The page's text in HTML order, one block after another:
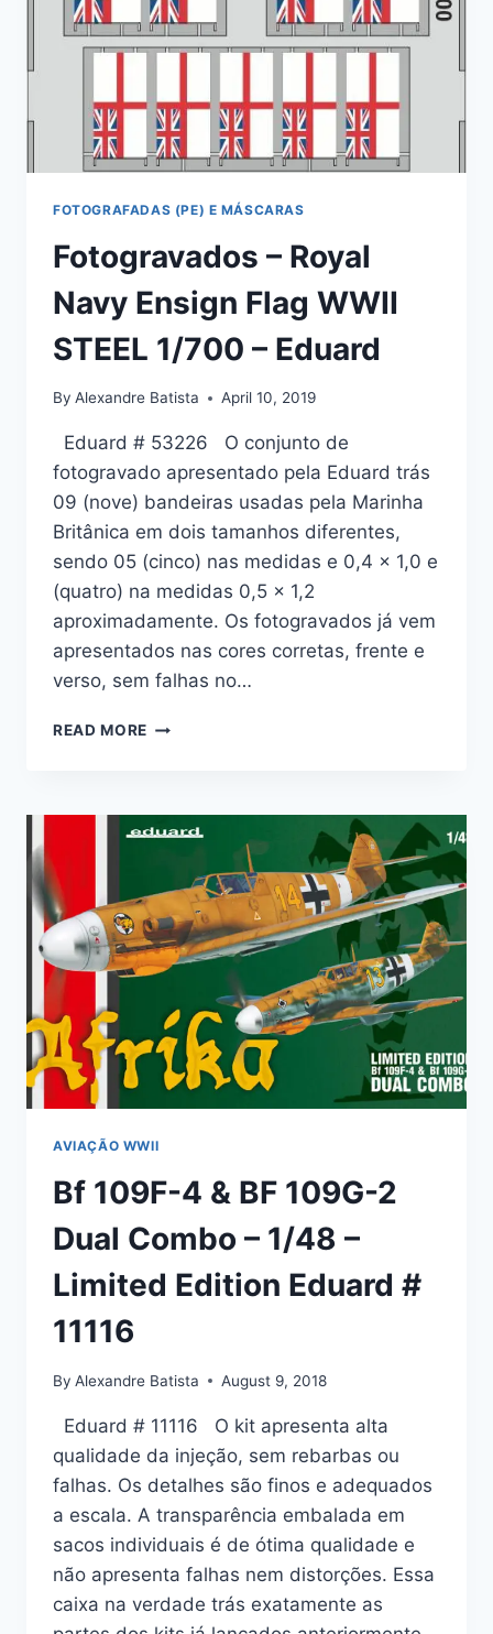
FOTOGRAFADAS (PE) E MÁSCARAS
Fotogravados – Royal
Navy Ensign Flag WWII
STEEL 1/700 – Eduard
By Alexandre Batista April 10, 2019
Eduard # 53226 O conjunto de
fotogravado apresentado pela Eduard trás
09 (nove) bandeiras usadas pela Marinha
Britânica em dois tamanhos diferentes,
sendo 05 (cinco) nas medidas e 0,4 x 1,0 e
(quatro) na medidas 0,5 x 1,2
aproximadamente. Os fotogravados já vem
apresentados nas cores corretas, frente e
verso, sem falhas no…
READ MORE FOTOGRAVADOS
ENSIGN
FLAG
STEEL
1/700
–
EDUARD
AVIAÇÃO WWII
Bf 109F-4 & BF 109G-2
Dual Combo – 1/48 –
Limited Edition Eduard #
11116
By Alexandre Batista August 9, 2018
Eduard # 11116 O kit apresenta alta
qualidade da injeção, sem rebarbas ou
falhas. Os detalhes são finos e adequados
a escala. A transparência embalada em
sacos individuais é de ótima qualidade e
não apresenta falhas nem distorções. Essa
caixa na verdade trás exatamente as